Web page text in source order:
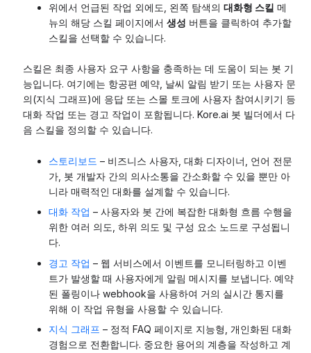
위에서 언급된 작업 외에도, 왼쪽 탐색의 대화형 스킬 메
뉴의 해당 스킬 페이지에서 생성 버튼을 클릭하여 추가할
스킬을 선택할 수 있습니다.
스킬은 최종 사용자 요구 사항을 충족하는 데 도움이 되는 봇 기
능입니다. 여기에는 항공편 예약, 날씨 알림 받기 또는 사용자 문
의(지식 그래프)에 응답 또는 스몰 토크에 사용자 참여시키기 등
대화 작업 또는 경고 작업이 포함됩니다. Kore.ai 봇 빌더에서 다
음 스킬을 정의할 수 있습니다.
스토리보드 – 비즈니스 사용자, 대화 디자이너, 언어 전문
가, 봇 개발자 간의 의사소통을 간소화할 수 있을 뿐만 아
니라 매력적인 대화를 설계할 수 있습니다.
대화 작업 – 사용자와 봇 간에 복잡한 대화형 흐름 수행을
위한 여러 의도, 하위 의도 및 구성 요소 노드로 구성됩니
다.
경고 작업 – 웹 서비스에서 이벤트를 모니터링하고 이벤
트가 발생할 때 사용자에게 알림 메시지를 보냅니다. 예약
된 폴링이나 webhook을 사용하여 거의 실시간 통지를
위해 이 작업 유형을 사용할 수 있습니다.
지식 그래프 – 정적 FAQ 페이지로 지능형, 개인화된 대화
경험으로 전환합니다. 중요한 용어의 계층을 작성하고 계